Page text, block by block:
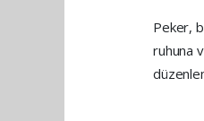
Peker,
ruhuna